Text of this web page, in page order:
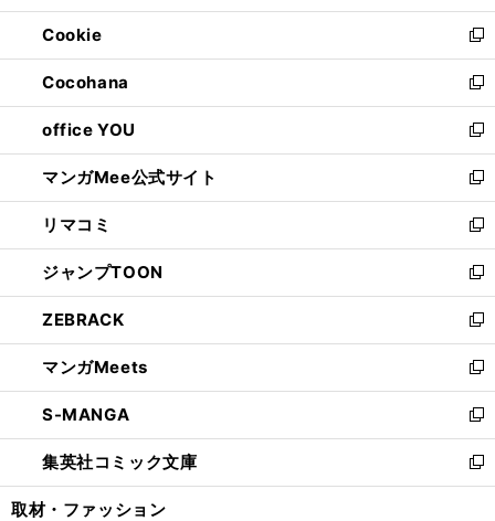
開
く
ウ
で
開
く
ン
ド
ウ
で
開
く
ウ
ィ
ン
ド
ウ
で
開
く
Cookie
新
し
い
ウ
ィ
ン
ド
ウ
で
開
く
Cocohana
新
し
い
ウ
ィ
ン
ド
ウ
で
開
く
office YOU
新
し
い
ウ
ィ
ン
ド
ウ
で
開
く
マンガMee公式サイト
新
し
い
ウ
ィ
ン
ド
ウ
で
開
く
リマコミ
新
し
い
ウ
ィ
ン
ド
ウ
で
開
く
ジャンプTOON
新
し
い
ウ
ィ
ン
ド
ウ
で
開
ZEBRACK
新
し
い
ウ
ィ
ン
ド
ウ
マンガMeets
新
し
い
ウ
ィ
ン
S-MANGA
新
し
い
ウ
集英社コミック文庫
新
し
取材・ファッション